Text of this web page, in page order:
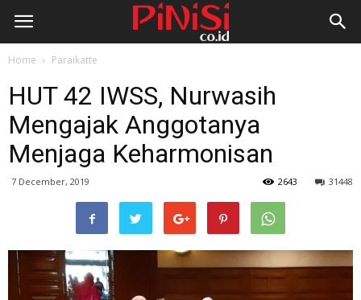
Home Paraikatte
HUT 42 IWSS, Nurwasih
Mengajak Anggotanya
Menjaga Keharmonisan
7 December, 2019 31448
2643